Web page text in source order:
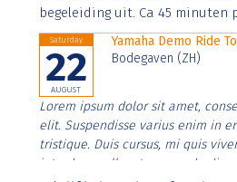
begeleiding uit. Ca 45 minuten
Saturday
22
AUGUST
Yamaha Demo Ride
Bodegaven (ZH)
Lorem ipsum dolor sit amet,
elit. Suspendisse varius enim in
tristique. Duis cursus, mi quis
interdum nulla, ut commodo